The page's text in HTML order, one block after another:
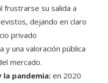
frustrarse su salida a
dejando en claro
privado
una valoración pública
mercado.
la pandemia: en 2020